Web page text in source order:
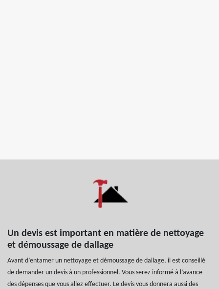
Un devis est important en matière de nettoyage
et démoussage de dallage
Avant d’entamer un nettoyage et démoussage de dallage, il est conseillé
de demander un devis à un professionnel. Vous serez informé à l’avance
des dépenses que vous allez effectuer. Le devis vous donnera aussi des